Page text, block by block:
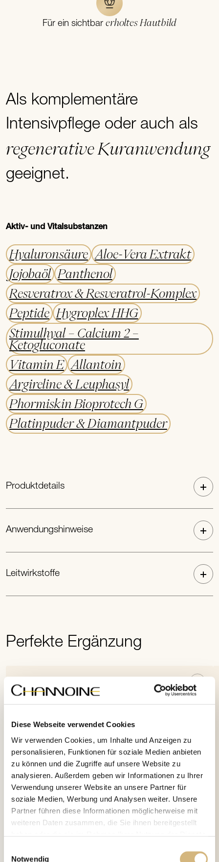
Diese Webseite verwendet Cookies
Wir verwenden Cookies, um Inhalte und Anzeigen zu
personalisieren, Funktionen für soziale Medien anbieten
zu können und die Zugriffe auf unsere Website zu
analysieren. Außerdem geben wir Informationen zu Ihrer
Verwendung unserer Website an unsere Partner für
soziale Medien, Werbung und Analysen weiter. Unsere
Partner führen diese Informationen möglicherweise mit
weiteren Daten zusammen, die Sie ihnen bereitgestellt
Notwendig
Für ein sichtbar erholtes Hautbild
Als komplementäre
Intensivpflege oder auch als
regenerative Kuranwendung
geeignet.
Aktiv- und Vitalsubstanzen
Hyaluronsäure
Aloe-Vera Extrakt
Jojobaöl
Panthenol
Resveratrox & Resveratrol-Komplex
Peptide
Hygroplex HHG
Stimulhyal – Calcium 2 –
Ketogluconate
Vitamin E
Allantoin
Argireline & Leuphasyl
Phormiskin Bioprotech G
Platinpuder & Diamantpuder
Produktdetails
Anwendungshinweise
Leitwirkstoffe
Perfekte Ergänzung